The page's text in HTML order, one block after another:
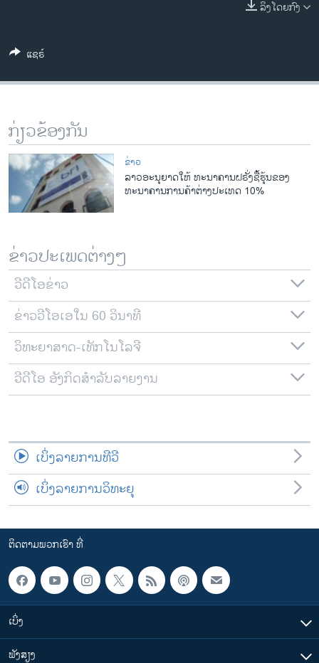
ທຸລະກິດ
ພາສາອັງກິດ
ສຽງ
ລາຍການກະຈາຍສຽງ
ລາຍງານ
ຕິດຕາມພວກເຮົາ ທີ່
ພາສາຕ່າງໆ
ລິງໂດຍກົງ
ແຊຣ໌
ກ່ຽວຂ້ອງກັນ
ຂ່າວ
ລາວອະນຸຍາດໃຫ້ ທະນາຄານຝຣັ່ງຊື້ຮຸ້ນຂອງ
ທະນາຄານການຄ້າຕ່າງປະເທດ 10%
ຂ່າວປະເພດຕ່າງໆ
ວີດີໂອຂ່າວ
ຂ່າວວີໂອເອໃນ 60 ວິນາທີ
ວິທະຍາສາດ-ເທັກໂນໂລຈີ
ວີດີໂອ ອັງກິດສຳລັບລາຍງານ
ເບິ່ງລາຍການທີວີ
ເບິ່ງລາຍການວິທະຍຸ
ຕິດຕາມພວກເຮົາ ທີ່
ເບິ່ງ
ຟັງສຽງ